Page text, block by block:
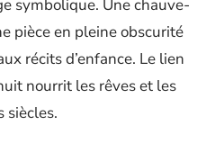
symbolique. Une chauve-
pièce en pleine obscurité
récits d’enfance. Le lien
nourrit les rêves et les
siècles.